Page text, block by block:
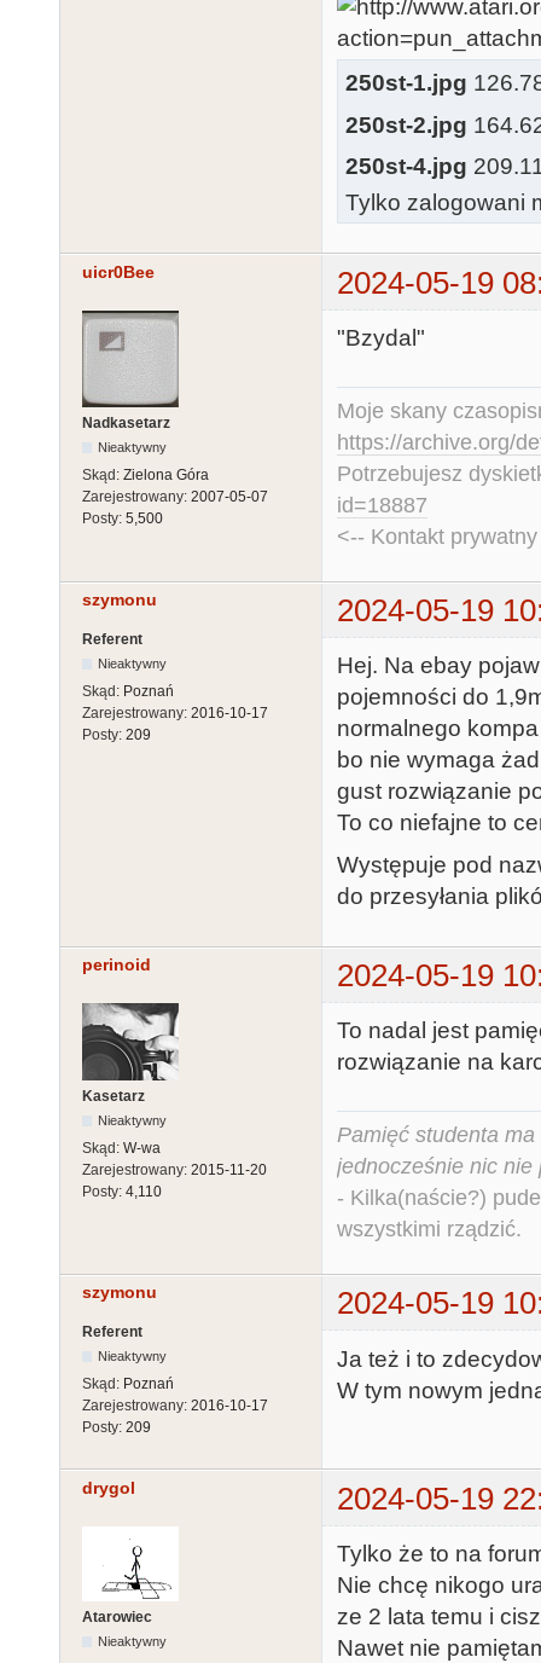
250st-1.jpg
250st-2.jpg
250st-4.jpg
Tylko zalogowani
uicr0Bee 2024-05-19
Nadkasetarz
Nieaktywny
Skąd: Zielona Góra
Zarejestrowany: 2007-05-07
Posty: 5,500
"Bzydal"
Moje skany
https://archive.org/
Potrzebujesz
id=18887
<-- Kontakt
szymonu 2024-05-19
Referent
Nieaktywny
Skąd: Poznań
Zarejestrowany: 2016-10-17
Posty: 209
Hej. Na ebay
pojemności do
normalnego
bo nie wymaga
gust rozwiązanie
To co niefajne to
Występuje pod
do przesyłania
perinoid 2024-05-19
Kasetarz
Nieaktywny
Skąd: W-wa
Zarejestrowany: 2015-11-20
Posty: 4,110
To nadal jest
rozwiązanie na
Pamięć studenta
jednocześnie nic nie
- Kilka(naście?)
wszystkimi rządzić.
szymonu 2024-05-19
Referent
Nieaktywny
Skąd: Poznań
Zarejestrowany: 2016-10-17
Posty: 209
Ja też i to
W tym nowym
drygol 2024-05-19
Atarowiec
Nieaktywny
Tylko że to na
Nie chcę nikogo
ze 2 lata temu i
Nawet nie